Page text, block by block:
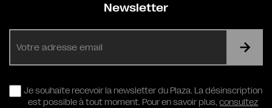
Newsletter
RGPD
Je souhaite recevoir la newsletter du Plaza. La désinscription
est possible à tout moment. Pour en savoir plus,consultez